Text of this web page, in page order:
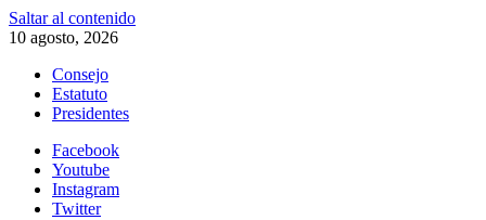
Saltar al contenido
10 agosto, 2026
Consejo
Estatuto
Presidentes
Facebook
Youtube
Instagram
Twitter